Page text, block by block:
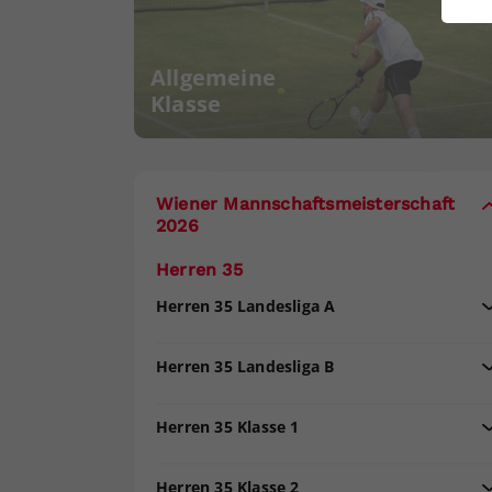
Allgemeine
Klasse
Wiener Mannschaftsmeisterschaft
2026
Herren 35
Herren 35 Landesliga A
Herren 35 Landesliga B
Herren 35 Klasse 1
Herren 35 Klasse 2